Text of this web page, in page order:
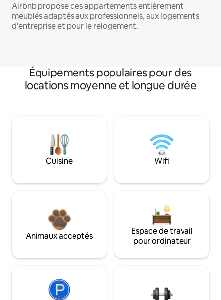
Airbnb propose des appartements entièrement
meublés adaptés aux professionnels, aux logements
d'entreprise et pour le relogement.
Équipements populaires pour des
locations moyenne et longue durée
Cuisine Wifi
Animaux acceptés
Espace de travail
pour ordinateur